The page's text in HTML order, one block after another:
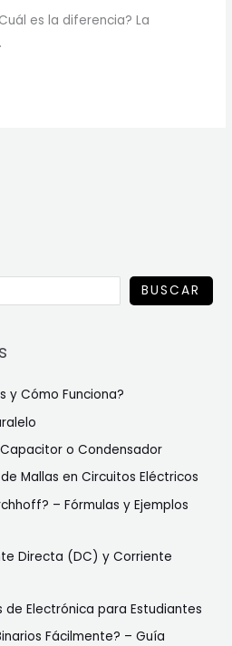
es la diferencia? La
BUSCAR
y Cómo Funciona?
o Condensador
Mallas en Circuitos Eléctricos
– Fórmulas y Ejemplos
Directa (DC) y Corriente
de Electrónica para Estudiantes
Fácilmente? – Guía